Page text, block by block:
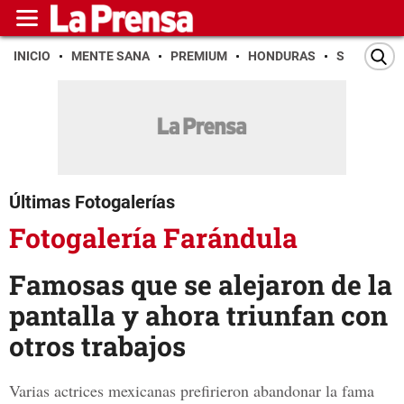
INICIO MENTE SANA PREMIUM HONDURAS SAN PEDRO
Últimas Fotogalerías
Fotogalería Farándula
Famosas que se alejaron de la
pantalla y ahora triunfan con
otros trabajos
Varias actrices mexicanas prefirieron abandonar la fama